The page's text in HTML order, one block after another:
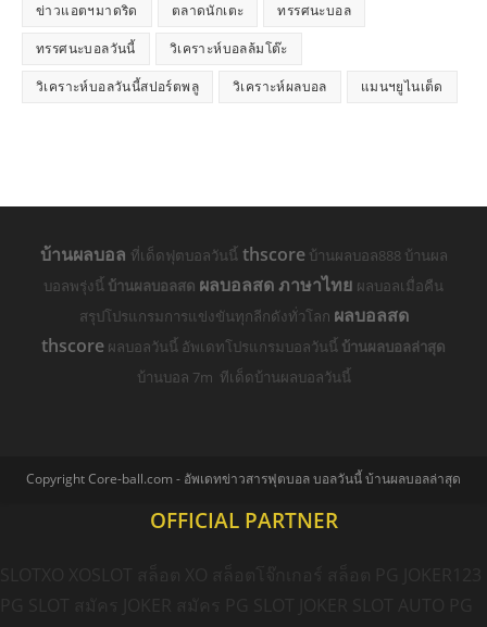
ข่าวแอตฯมาดริด ตลาดนักเตะ ทรรศนะบอล
ทรรศนะบอลวันนี้ วิเคราะห์บอลล้มโต๊ะ
วิเคราะห์บอลวันนี้สปอร์ตพลู วิเคราะห์ผลบอล แมนฯยูไนเต็ด
บ้านผลบอล ที่เด็ดฟุตบอลวันนี้ thscoreบ้านผลบอล888 บ้านผล
บอลพรุ่งนี้ บ้านผลบอลสด ผลบอลสด ภาษาไทย ผลบอลเมื่อคืน
สรุปโปรแกรมการแข่งขันทุกลีกดังทั่วโลก ผลบอลสด
thscore ผลบอลวันนี้ อัพเดทโปรแกรมบอลวันนี้ บ้านผลบอลล่าสุด
บ้านบอล 7m ทีเด็ดบ้านผลบอลวันนี้
Copyright Core-ball.com - อัพเดทข่าวสารฟุตบอล บอลวันนี้ บ้านผลบอลล่าสุด
OFFICIAL PARTNER